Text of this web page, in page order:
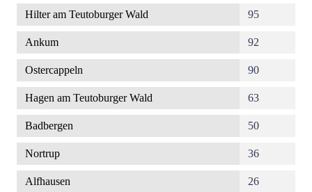
Hilter am Teutoburger Wald 95
Ankum 92
Ostercappeln 90
Hagen am Teutoburger Wald 63
Badbergen 50
Nortrup 36
Alfhausen 26